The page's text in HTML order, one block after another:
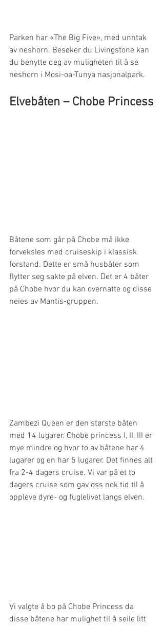
Parken har «The Big Five», med unntak
av neshorn. Besøker du Livingstone kan
du benytte deg av muligheten til å se
neshorn i Mosi-oa-Tunya nasjonalpark.
Elvebåten – Chobe Princess
Båtene som går på Chobe må ikke
forveksles med cruiseskip i klassisk
forstand. Dette er små husbåter som
flytter seg sakte på elven. Det er 4 båter
på Chobe hvor du kan overnatte og disse
neies av Mantis-gruppen.
Zambezi Queen er den største båten
med 14 lugarer. Chobe princess I, II, III er
mye mindre og hvor to av båtene har 4
lugarer og en har 5 lugarer. Det finnes alt
fra 2-4 dagers cruise. Vi var på et to
dagers cruise som gav oss nok tid til å
oppleve dyre- og fuglelivet langs elven.
Vi valgte å bo på Chobe Princess da
disse båtene har mulighet til å seile litt